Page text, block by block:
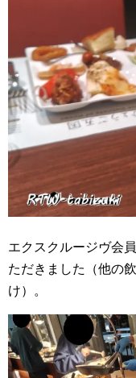
エクスクルージヴ会
ただきました（他の
け）。